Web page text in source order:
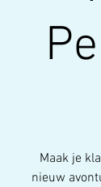
Maak je
nieuw